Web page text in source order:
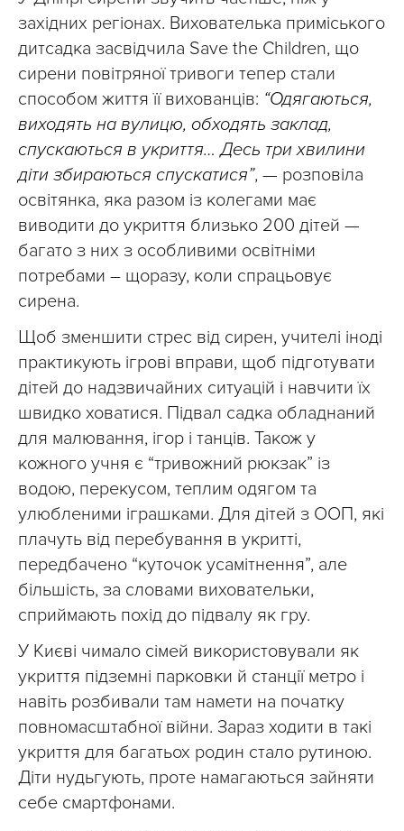
західних регіонах. Вихователька приміського
дитсадка засвідчила Save the Children, що
сирени повітряної тривоги тепер стали
способом життя її вихованців: “Одягаються,
виходять на вулицю, обходять заклад,
спускаються в укриття… Десь три хвилини
діти збираються спускатися”, — розповіла
освітянка, яка разом із колегами має
виводити до укриття близько 200 дітей —
багато з них з особливими освітніми
потребами – щоразу, коли спрацьовує
сирена.
Щоб зменшити стрес від сирен, учителі іноді
практикують ігрові вправи, щоб підготувати
дітей до надзвичайних ситуацій і навчити їх
швидко ховатися. Підвал садка обладнаний
для малювання, ігор і танців. Також у
кожного учня є “тривожний рюкзак” із
водою, перекусом, теплим одягом та
улюбленими іграшками. Для дітей з ООП, які
плачуть від перебування в укритті,
передбачено “куточок усамітнення”, але
більшість, за словами виховательки,
сприймають похід до підвалу як гру.
У Києві чимало сімей використовували як
укриття підземні парковки й станції метро і
навіть розбивали там намети на початку
повномасштабної війни. Зараз ходити в такі
укриття для багатьох родин стало рутиною.
Діти нудьгують, проте намагаються зайняти
себе смартфонами.